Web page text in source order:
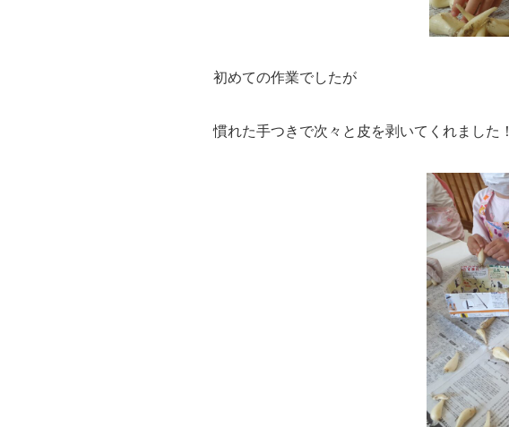
初めての作業でしたが
慣れた手つきで次々と皮を剥いてくれました！